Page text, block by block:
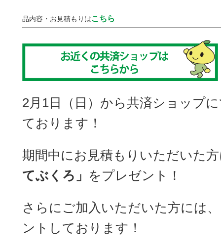
品内容・お見積もりはこちら
2月1日（日）から共済ショップ
ております！
期間中にお見積もりいただいた
てぶくろ 」 をプレゼント！
さらにご加入いただいた方には、
ントしております！